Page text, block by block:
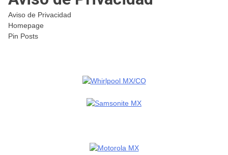
Aviso de Privacidad
Homepage
Pin Posts